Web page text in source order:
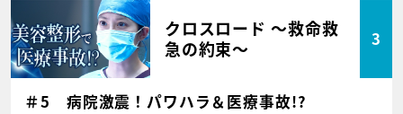
クロスロード ～救命救
急の約束～
3
＃5 病院激震！パワハラ＆医療事故!?